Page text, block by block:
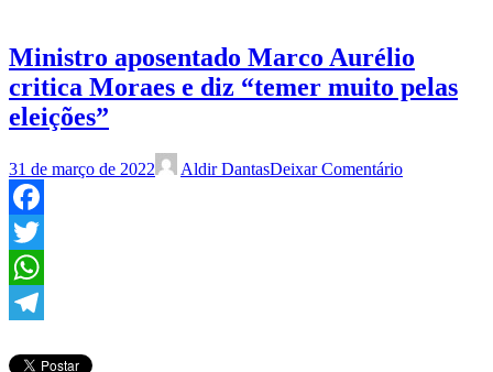
Ministro aposentado Marco Aurélio
critica Moraes e diz “temer muito pelas
eleições”
31 de março de 2022 Aldir DantasDeixar Comentário
Facebook
Twitter
WhatsApp